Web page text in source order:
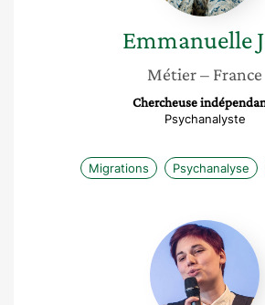
Emmanuelle
Métier– France
Chercheuse
Psychanalyste
Migrations Psychanalyse
Agatha
Liévin-
Bazin